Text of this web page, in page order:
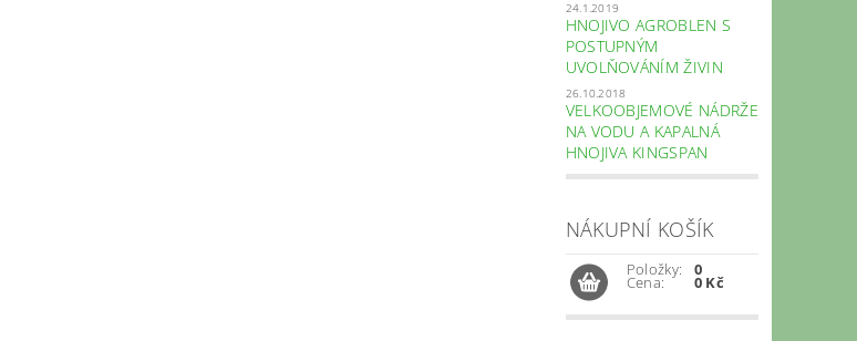
24.1.2019
HNOJIVO AGROBLEN S
POSTUPNÝM
UVOLŇOVÁNÍM ŽIVIN
26.10.2018
VELKOOBJEMOVÉ NÁDRŽE
NA VODU A KAPALNÁ
HNOJIVA KINGSPAN
NÁKUPNÍ KOŠÍK
Položky:
Cena:
0
0 Kč